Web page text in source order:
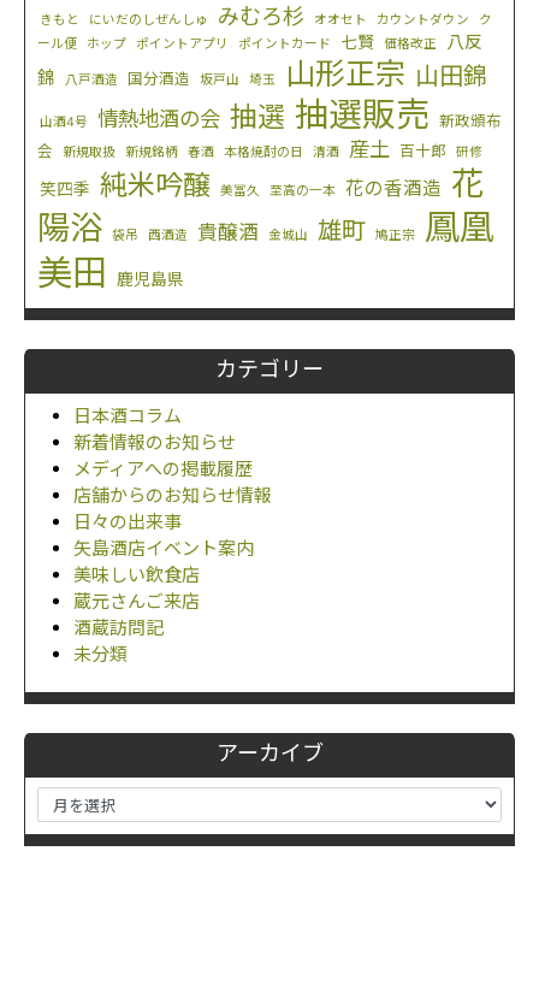
きもと にいだのしぜんしゅ みむろ杉 オオセト カウントダウン
ク
ール便
ホップ ポイントアプリ ポイントカード 七賢 価格改正
八反
錦
八戸酒造 国分酒造 坂戸山 埼玉 山形正宗 山田錦
山酒4号 情熱地酒の会 抽選 抽選販売 新政頒布
会
新規取扱 新規銘柄 春酒 本格焼酎の日 清酒 産土 百十郎 研修
笑四季 純米吟醸 美冨久 至高の一本 花の香酒造 花
陽浴
袋吊 西酒造 貴醸酒 金城山 雄町 鳩正宗
鳳凰
美田
鹿児島県
カテゴリー
日本酒コラム
新着情報のお知らせ
メディアへの掲載履歴
店舗からのお知らせ情報
日々の出来事
矢島酒店イベント案内
美味しい飲食店
蔵元さんご来店
酒蔵訪問記
未分類
アーカイブ